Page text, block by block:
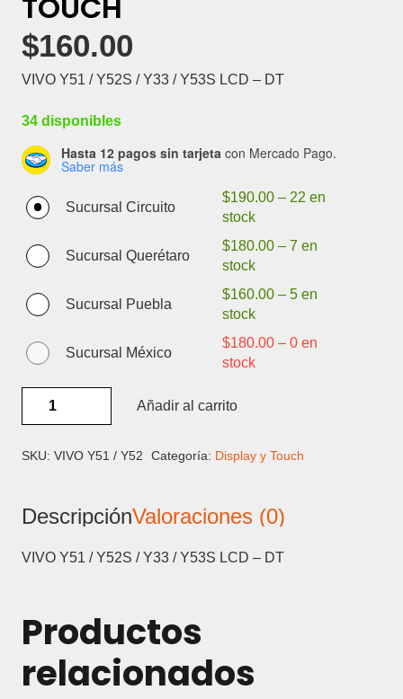
$160.00
VIVO Y51 / Y52S / Y33 / Y53S LCD – DT
34 disponibles
Hasta 12 pagos sin tarjeta con Mercado Pago.
Saber más
Sucursal Circuito
$190.00– 22 en
stock
Sucursal Querétaro
$180.00– 7 en
stock
Sucursal Puebla
$160.00– 5 en
stock
Sucursal México
$180.00– 0 en
stock
Y52S
LCD
TOUCH
Añadir al carrito
SKU: VIVO Y51 / Y52 Categoría: Display y Touch
DescripciónValoraciones (0)
VIVO Y51 / Y52S / Y33 / Y53S LCD – DT
Productos
relacionados